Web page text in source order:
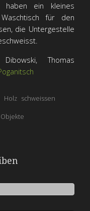
haben ein kleines
für den
die Untergestelle
Thomas
Holz schweissen
Objekte